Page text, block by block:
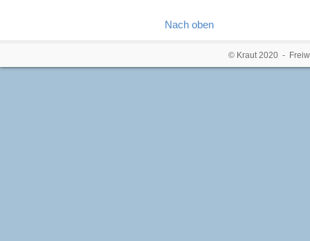
Nach oben
© Kraut 2020 -